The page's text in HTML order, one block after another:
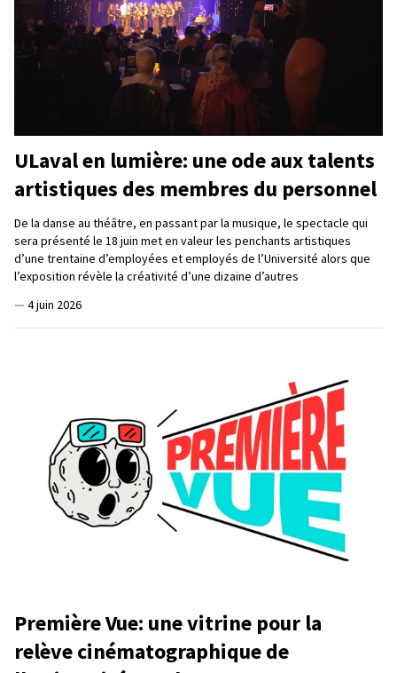
ULaval en lumière: une ode aux talents
artistiques des membres du personnel
De la danse au théâtre, en passant par la musique, le spectacle qui
sera présenté le 18 juin met en valeur les penchants artistiques
d’une trentaine d’employées et employés de l’Université alors que
l’exposition révèle la créativité d’une dizaine d’autres
— 4 juin 2026
Première Vue: une vitrine pour la
relève cinématographique de